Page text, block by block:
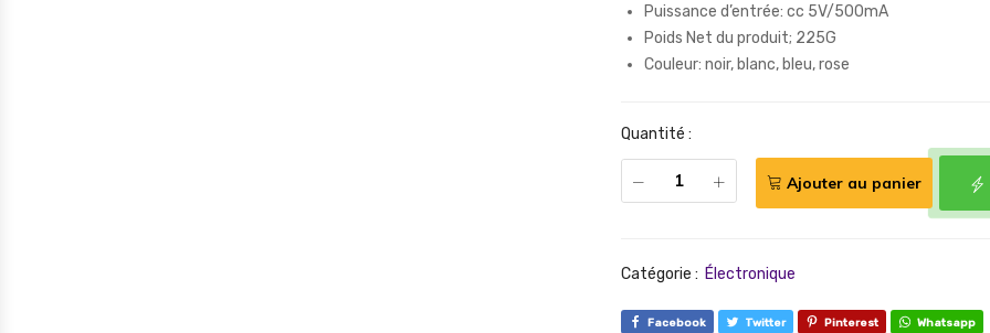
Puissance d’entrée: cc 5V/500mA
Poids Net du produit; 225G
Couleur: noir, blanc, bleu, rose
Quantité :
Ajouter au panier
Catégorie : Électronique
Facebook Twitter Pinterest Whatsapp